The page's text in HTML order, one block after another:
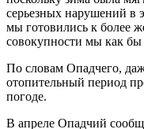
серьезных нарушений в
мы готовились к более
совокупности мы как
По словам Опадчего,
отопительный период
погоде.
В апреле Опадчий